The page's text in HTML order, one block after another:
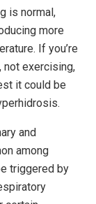
is normal,
more
If you’re
not exercising,
it could be
and
among
triggered by